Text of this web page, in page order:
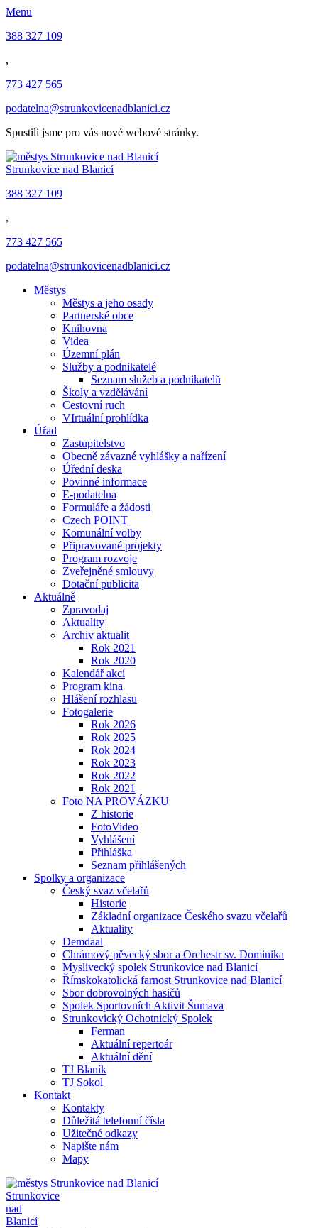
Menu
388 327 109
,
773 427 565
podatelna@strunkovicenadblanici.cz
Spustili jsme pro vás nové webové stránky.
Strunkovice nad Blanicí
388 327 109
,
773 427 565
podatelna@strunkovicenadblanici.cz
Městys
Městys a jeho osady
Partnerské obce
Knihovna
Videa
Územní plán
Služby a podnikatelé
Seznam služeb a podnikatelů
Školy a vzdělávání
Cestovní ruch
VIrtuální prohlídka
Úřad
Zastupitelstvo
Obecně závazné vyhlášky a nařízení
Úřední deska
Povinné informace
E-podatelna
Formuláře a žádosti
Czech POINT
Komunální volby
Připravované projekty
Program rozvoje
Zveřejněné smlouvy
Dotační publicita
Aktuálně
Zpravodaj
Aktuality
Archiv aktualit
Rok 2021
Rok 2020
Kalendář akcí
Program kina
Hlášení rozhlasu
Fotogalerie
Rok 2026
Rok 2025
Rok 2024
Rok 2023
Rok 2022
Rok 2021
Foto NA PROVÁZKU
Z historie
FotoVideo
Vyhlášení
Přihláška
Seznam přihlášených
Spolky a organizace
Český svaz včelařů
Historie
Základní organizace Českého svazu včelařů
Aktuality
Demdaal
Chrámový pěvecký sbor a Orchestr sv. Dominika
Myslivecký spolek Strunkovice nad Blanicí
Římskokatolická farnost Strunkovice nad Blanicí
Sbor dobrovolných hasičů
Spolek Sportovních Aktivit Šumava
Strunkovický Ochotnický Spolek
Ferman
Aktuální repertoár
Aktuální dění
TJ Blaník
TJ Sokol
Kontakt
Kontakty
Důležitá telefonní čísla
Užitečné odkazy
Napište nám
Mapy
Strunkovice
nad
Blanicí